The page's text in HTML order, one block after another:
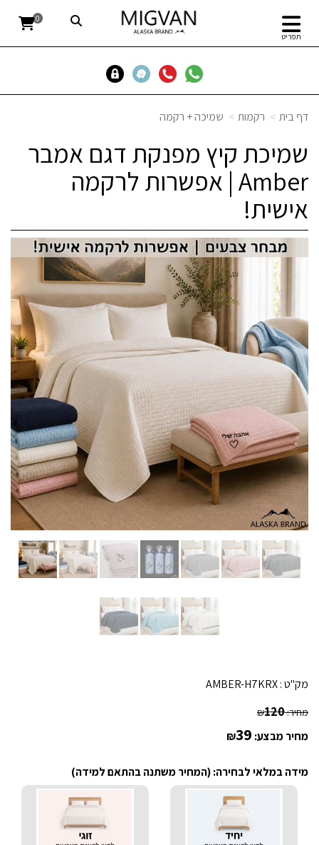
תפריט
0
דף בית רקמות שמיכה + רקמה
שמיכת קיץ מפנקת דגם אמבר
Amber | אפשרות לרקמה
אישית!
מק"ט :AMBER-H7KRX
מחיר: ₪120
מחיר מבצע: ₪39
מידה במלאי לבחירה: (המחיר משתנה בהתאם למידה)